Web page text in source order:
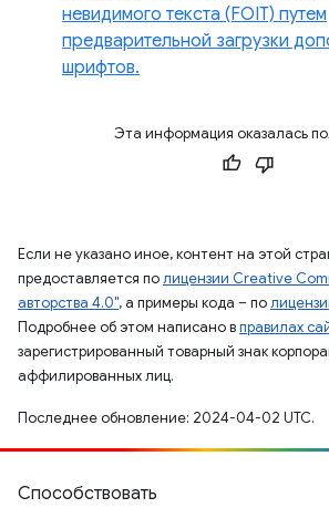
невидимого текста (FOIT) путем
предварительной загрузки
шрифтов.
Эта информация оказалась
Если не указано иное, контент на этой
предоставляется полицензии Creative
авторства 4.0", а примеры кода – по
Подробнее об этом написано вправилах
зарегистрированный товарный знак
аффилированных лиц.
Последнее обновление: 2024-04-02 UTC.
Способствовать